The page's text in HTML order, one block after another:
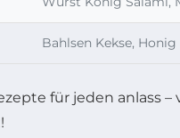
Bahlsen Kekse, Honig